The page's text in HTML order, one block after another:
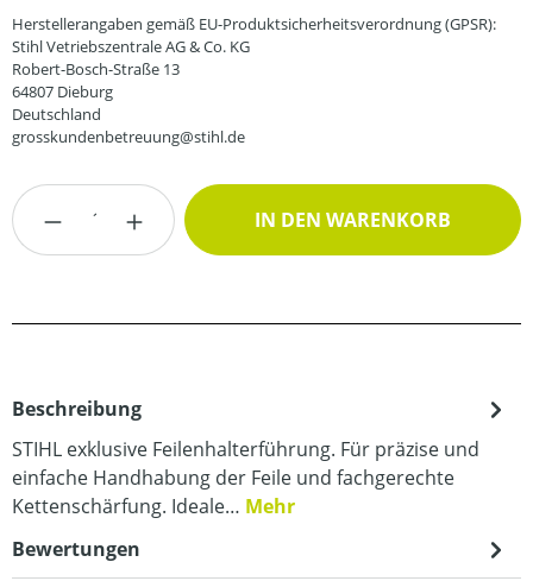
Herstellerangaben gemäß EU-Produktsicherheitsverordnung (GPSR):
Stihl Vetriebszentrale AG & Co. KG
Robert-Bosch-Straße 13
64807 Dieburg
Deutschland
grosskundenbetreuung@stihl.de
Produkt Anzahl: Gib den gewünschten
IN DEN WARENKORB
Beschreibung
STIHL exklusive Feilenhalterführung. Für präzise und
einfache Handhabung der Feile und fachgerechte
Kettenschärfung. Ideale… Mehr
Bewertungen